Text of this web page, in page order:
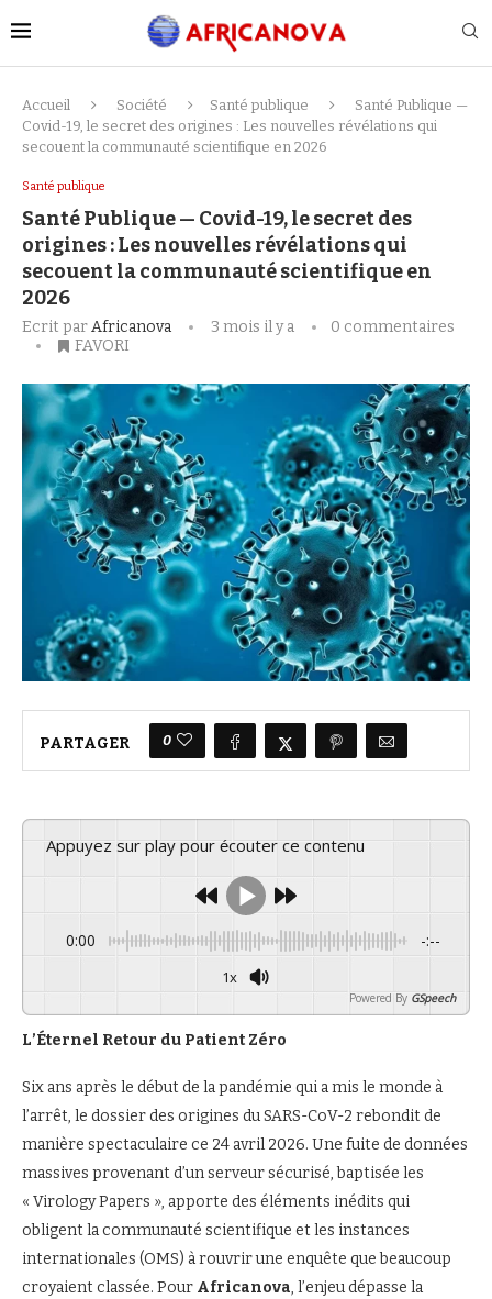
Accueil Société Santé publique
Santé Publique —
Covid-19, le secret des origines : Les nouvelles révélations qui
secouent la communauté scientifique en 2026
Santé publique
Santé Publique — Covid-19, le secret des
origines : Les nouvelles révélations qui
secouent la communauté scientifique en
2026
Ecrit parAfricanova 3 mois il y a
0 commentaires
FAVORI
PARTAGER 0
Appuyez sur play pour écouter ce contenu
0:00 -:--
1x
Powered By GSpeech
L’Éternel Retour du Patient Zéro
Six ans après le début de la pandémie qui a mis le monde à
l’arrêt, le dossier des origines du SARS-CoV-2 rebondit de
manière spectaculaire ce 24 avril 2026. Une fuite de données
massives provenant d’un serveur sécurisé, baptisée les
« Virology Papers », apporte des éléments inédits qui
obligent la communauté scientifique et les instances
internationales (OMS) à rouvrir une enquête que beaucoup
croyaient classée. Pour Africanova, l’enjeu dépasse la